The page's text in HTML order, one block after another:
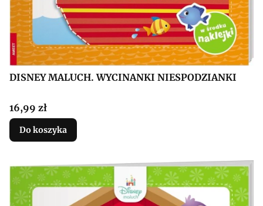
DISNEY MALUCH. WYCINANKI NIESPODZIANKI
Cena
16,99 zł
Do koszyka